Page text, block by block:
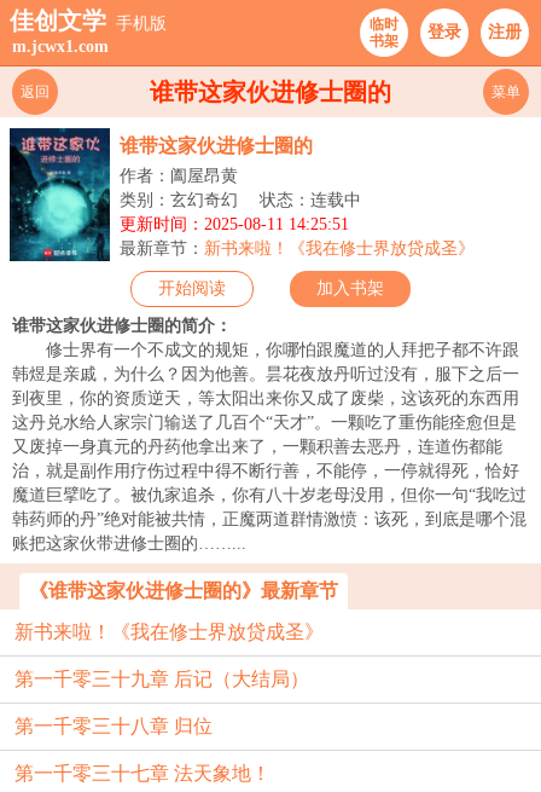
佳创文学 手机版
m.jcwx1.com
临时
书架
登录 注册
谁带这家伙进修士圈的
返回 菜单
谁带这家伙进修士圈的
作者：阖屋昂黄
类别：玄幻奇幻
状态：连载中
更新时间：2025-08-11 14:25:51
最新章节： 新书来啦！《我在修士界放贷成圣》
开始阅读 加入书架
谁带这家伙进修士圈的简介：
修士界有一个不成文的规矩，你哪怕跟魔道的人拜把子都不许跟
韩煜是亲戚，为什么？因为他善。昙花夜放丹听过没有，服下之后一
到夜里，你的资质逆天，等太阳出来你又成了废柴，这该死的东西用
这丹兑水给人家宗门输送了几百个“天才”。一颗吃了重伤能痊愈但是
又废掉一身真元的丹药他拿出来了，一颗积善去恶丹，连道伤都能
治，就是副作用疗伤过程中得不断行善，不能停，一停就得死，恰好
魔道巨擘吃了。被仇家追杀，你有八十岁老母没用，但你一句“我吃过
韩药师的丹”绝对能被共情，正魔两道群情激愤：该死，到底是哪个混
账把这家伙带进修士圈的……...
《谁带这家伙进修士圈的》最新章节
新书来啦！《我在修士界放贷成圣》
第一千零三十九章 后记（大结局）
第一千零三十八章 归位
第一千零三十七章 法天象地！